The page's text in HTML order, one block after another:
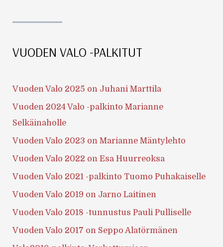
VUODEN VALO -PALKITUT
Vuoden Valo 2025 on Juhani Marttila
Vuoden 2024 Valo -palkinto Marianne
Selkäinaholle
Vuoden Valo 2023 on Marianne Mäntylehto
Vuoden Valo 2022 on Esa Huurreoksa
Vuoden Valo 2021 -palkinto Tuomo Puhakaiselle
Vuoden Valo 2019 on Jarno Laitinen
Vuoden Valo 2018 -tunnustus Pauli Pulliselle
Vuoden Valo 2017 on Seppo Alatörmänen